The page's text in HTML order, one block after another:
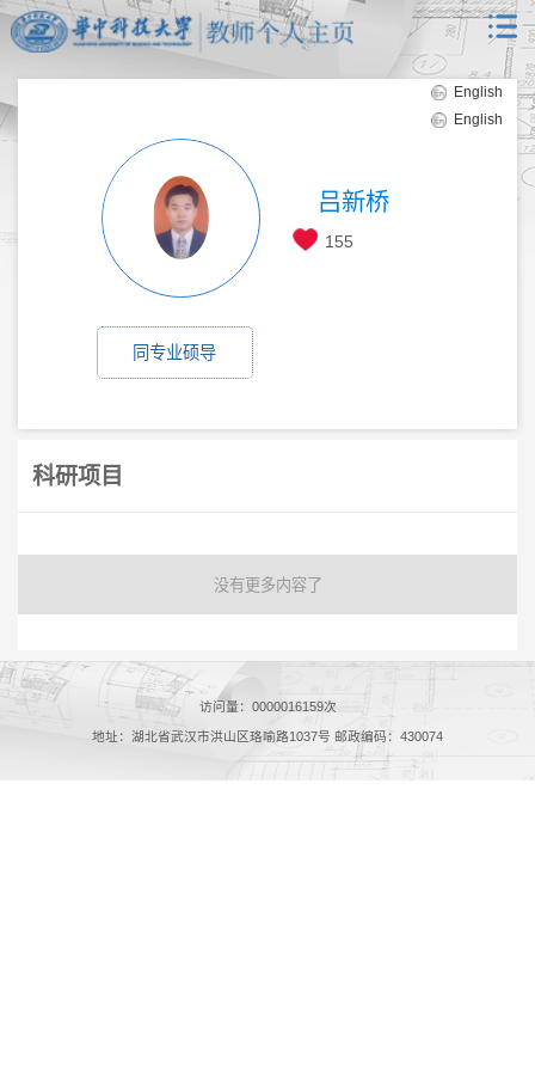
English
English
吕新桥
155
同专业硕导
科研项目
没有更多内容了
访问量： 0000016159次
地址：湖北省武汉市洪山区珞喻路1037号 邮政编码：430074